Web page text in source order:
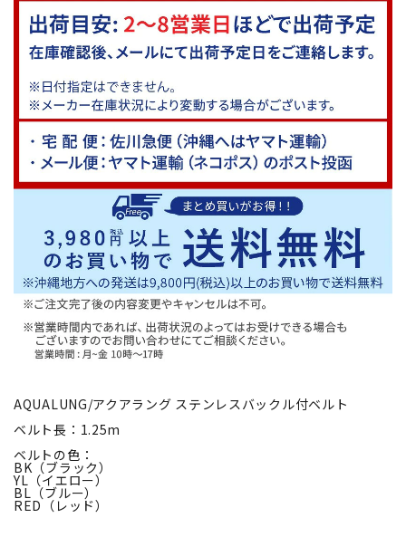
AQUALUNG/アクアラング ステンレスバックル付ベルト
ベルト長：1.25m
ベルトの色：
BK（ブラック）
YL（イエロー）
BL（ブルー）
RED（レッド）